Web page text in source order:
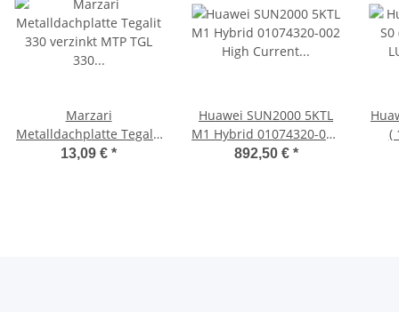
Marzari
Metalldachplatte Tegalit
330 verzinkt MTP TGL
13,09 € *
Huawei SUN2000 5KTL
M1 Hybrid 01074320-002
High Current Version
892,50 € *
(